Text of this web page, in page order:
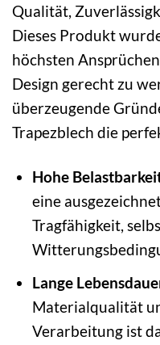
Qualität,
Dieses Produkt
höchsten
Design gerecht zu
überzeugende
Trapezblech die
Hohe
eine
Tragfähigkeit,
Lange
Materialqualität
Verarbeitung ist